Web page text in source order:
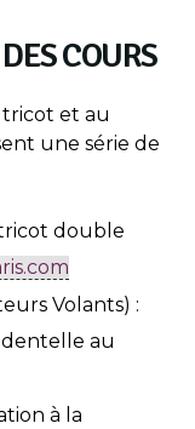
COURS
et au
une série de
double
Volants) :
au
à la